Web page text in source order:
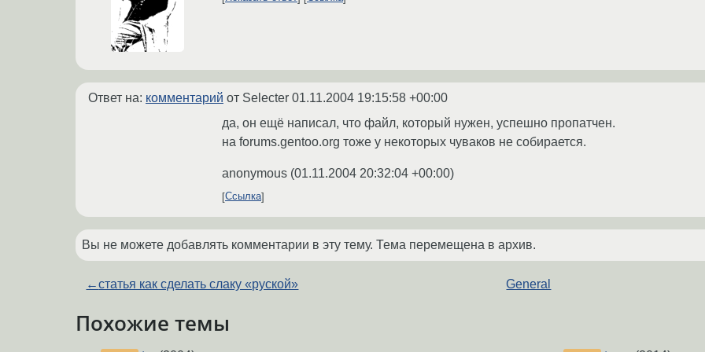
Ответ на: комментарий от Selecter 01.11.2004 19:15:58 +00:00
да, он ещё написал, что файл, который нужен, успешно пропатчен.
на forums.gentoo.org тоже у некоторых чуваков не собирается.
anonymous (01.11.2004 20:32:04 +00:00)
Ссылка
Вы не можете добавлять комментарии в эту тему. Тема перемещена в архив.
←статья как сделать слаку «руской» General
Похожие темы